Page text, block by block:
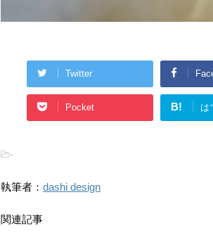
Twitter
Pocket B! は
-
執筆者： dashi design
関連記事